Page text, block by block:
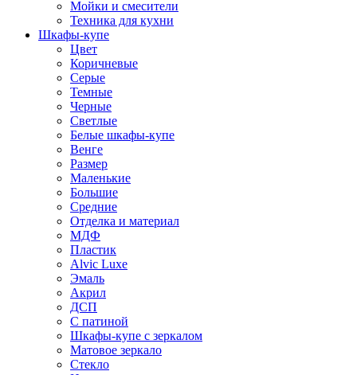
Мойки и смесители
Техника для кухни
Шкафы-купе
Цвет
Коричневые
Серые
Темные
Черные
Светлые
Белые шкафы-купе
Венге
Размер
Маленькие
Большие
Средние
Отделка и материал
МДФ
Пластик
Alvic Luxe
Эмаль
Акрил
ДСП
С патиной
Шкафы-купе с зеркалом
Матовое зеркало
Стекло